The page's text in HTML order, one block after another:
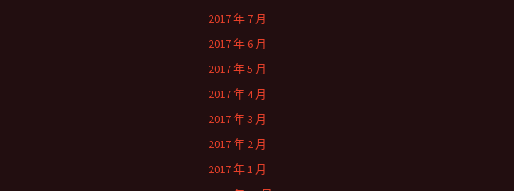
2017 年 7 月
2017 年 6 月
2017 年 5 月
2017 年 4 月
2017 年 3 月
2017 年 2 月
2017 年 1 月